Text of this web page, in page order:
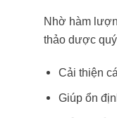
Nhờ hàm
thảo dược
Cải thiện
Giúp ổn